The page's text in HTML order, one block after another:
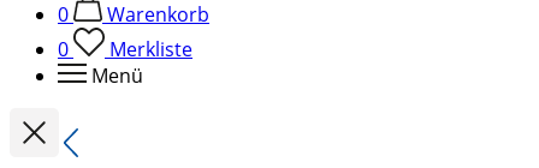
0
Warenkorb
0
Merkliste
Menü